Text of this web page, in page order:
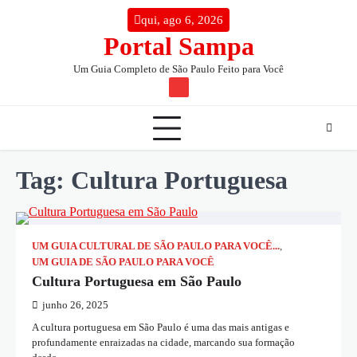
qui, ago 6, 2026
Portal Sampa
Um Guia Completo de São Paulo Feito para Você
TW
Tag: Cultura Portuguesa
UM GUIA CULTURAL DE SÃO PAULO PARA VOCÊ...,
UM GUIA DE SÃO PAULO PARA VOCÊ
Cultura Portuguesa em São Paulo
junho 26, 2025
A cultura portuguesa em São Paulo é uma das mais antigas e
profundamente enraizadas na cidade, marcando sua formação